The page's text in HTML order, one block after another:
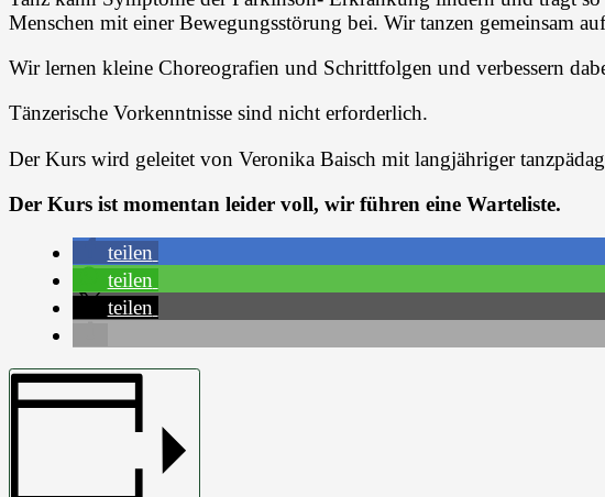
Menschen mit einer Bewegungsstörung bei. Wir tanzen gemeinsam
Wir lernen kleine Choreografien und Schrittfolgen und verbessern
Tänzerische Vorkenntnisse sind nicht erforderlich.
Der Kurs wird geleitet von Veronika Baisch mit langjähriger
Der Kurs ist momentan leider voll, wir führen eine Warteliste.
teilen
teilen
teilen